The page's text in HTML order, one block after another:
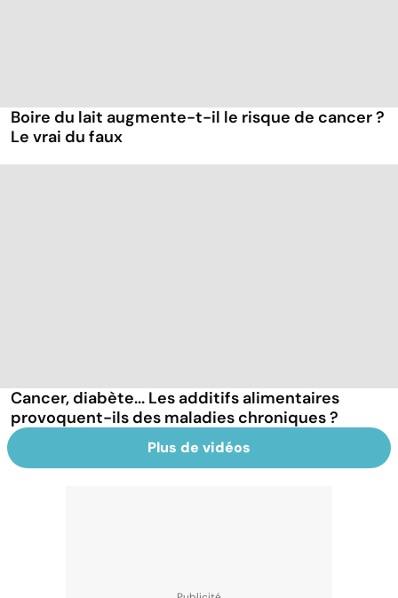
Boire du lait augmente-t-il le risque de cancer ?
Le vrai du faux
Cancer, diabète... Les additifs alimentaires
provoquent-ils des maladies chroniques ?
Plus de vidéos